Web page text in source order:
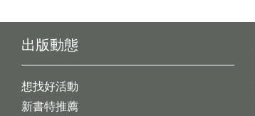
出版動態
想找好活動
新書特推薦